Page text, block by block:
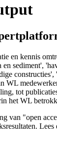
en kennis
sediment',
constructies',
WL
tot
het WL
van "open
Lees